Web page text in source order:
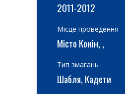
2011-2012
Місце проведення
Місто Конін, ,
Тип змагань
Шабля, Кадети